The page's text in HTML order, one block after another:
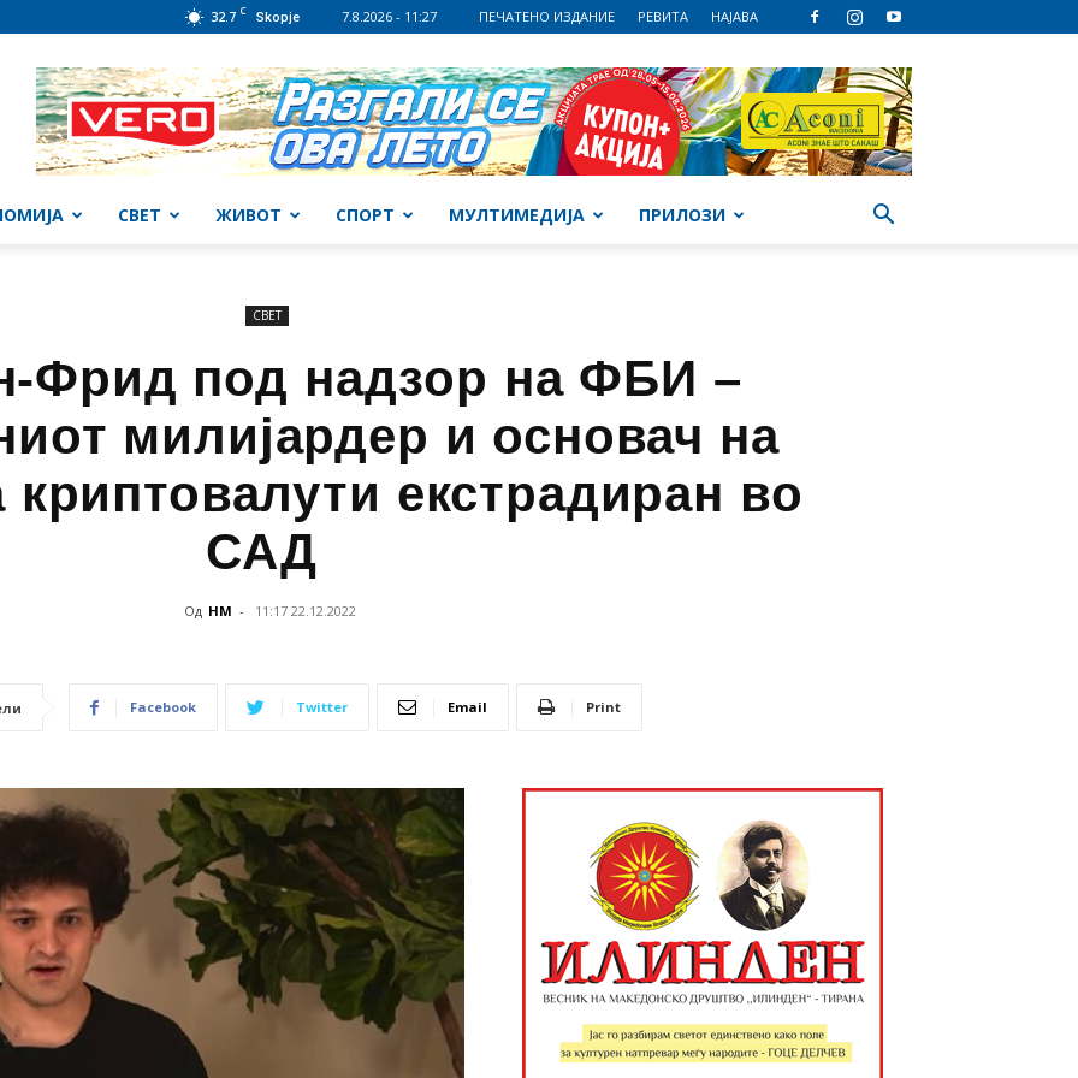
32.7 C Skopje 7.8.2026 - 11:27 ПЕЧАТЕНО ИЗДАНИЕ РЕВИТА НАЈАВА
СВЕТ ЖИВОТ СПОРТ МУЛТИМЕДИЈА ПРИЛОЗИ
СВЕТ
Фрид под надзор на ФБИ –
милијардер и основач на
криптовалути екстрадиран во
САД
Од НМ - 11:17 22.12.2022
Facebook Twitter Email Print